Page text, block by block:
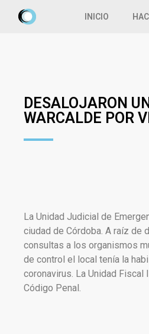
INICIO
DESALOJARON
WARCALDE POR
La Unidad Judicial de
ciudad de Córdoba. A raíz de
consultas a los organismos
de control el local tenía la
coronavirus. La Unidad
Código Penal.